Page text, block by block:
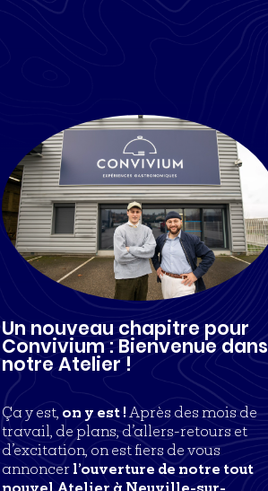
Un nouveau chapitre pour
Convivium : Bienvenue dans
notre Atelier !
Ça y est, on y est !Après des mois de
travail, de plans, d’allers-retours et
d’excitation, on est fiers de vous
annoncerl’ouverture de notre tout